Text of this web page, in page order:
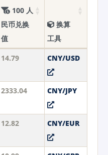
100 人
民币兑换
值
换算
工具
14.79 CNY/USD
2333.04 CNY/JPY
12.82 CNY/EUR